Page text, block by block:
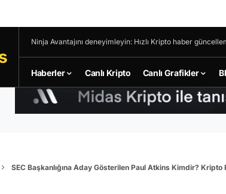
Ninja Avantajını deneyimleyin: Hızlı Kripto haber
Haberler Canlı Kripto Canlı Grafikler
SEC Başkanlığına Aday Gösterilen Paul Atkins Kimdir? Kripto